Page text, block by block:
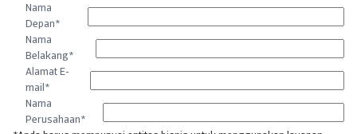
Nama
Depan*
Nama
Belakang*
Alamat E-
mail *
Nama
Perusahaan*